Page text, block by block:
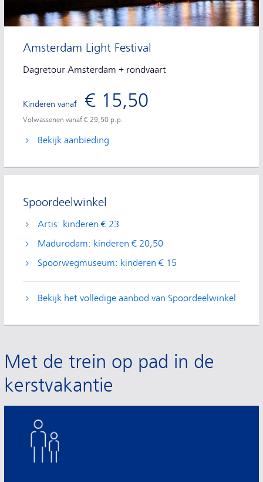
Amsterdam Light Festival
Dagretour Amsterdam + rondvaart
Kinderen vanaf € 15,50
Volwassenen vanaf € 29,50 p.p.
Bekijk aanbieding
Spoordeelwinkel
Artis: kinderen € 23
Madurodam: kinderen € 20,50
Spoorwegmuseum: kinderen € 15
Bekijk het volledige aanbod van Spoordeelwinkel
Met de trein op pad in de
kerstvakantie